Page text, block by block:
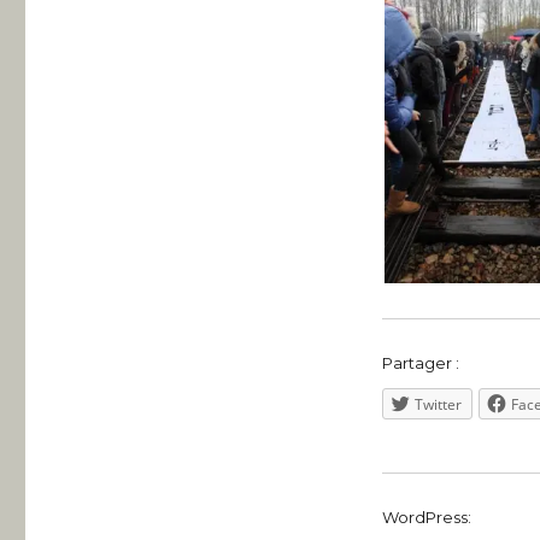
Partager :
Twitter
WordPress: